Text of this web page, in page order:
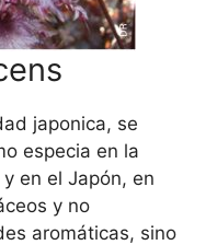
japonica, se
especia en la
en el Japón, en
y no
aromáticas, sino